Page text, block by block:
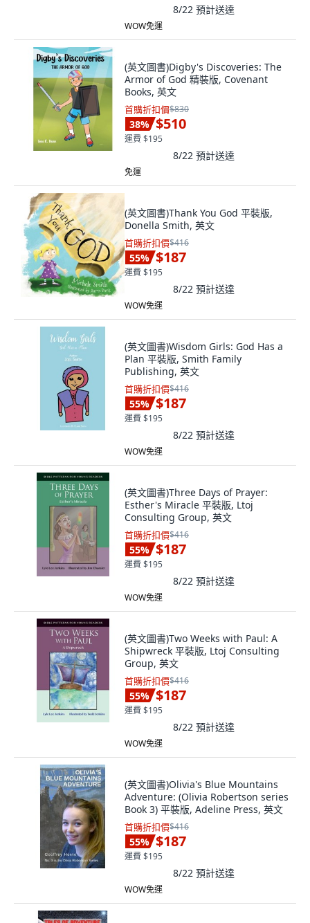
8/22 預計送達
WOW免運
(英文圖書)Digby's Discoveries: The
Armor of God 精裝版, Covenant
Books, 英文
首購折扣價$830
38% $510
運費 $195
8/22 預計送達
免運
(英文圖書)Thank You God 平裝版,
Donella Smith, 英文
首購折扣價$416
55% $187
運費 $195
8/22 預計送達
WOW免運
(英文圖書)Wisdom Girls: God Has a
Plan 平裝版, Smith Family
Publishing, 英文
首購折扣價$416
55% $187
運費 $195
8/22 預計送達
WOW免運
(英文圖書)Three Days of Prayer:
Esther's Miracle 平裝版, Ltoj
Consulting Group, 英文
首購折扣價$416
55% $187
運費 $195
8/22 預計送達
WOW免運
(英文圖書)Two Weeks with Paul: A
Shipwreck 平裝版, Ltoj Consulting
Group, 英文
首購折扣價$416
55% $187
運費 $195
8/22 預計送達
WOW免運
(英文圖書)Olivia's Blue Mountains
Adventure: (Olivia Robertson series
Book 3) 平裝版, Adeline Press, 英文
首購折扣價$416
55% $187
運費 $195
8/22 預計送達
WOW免運